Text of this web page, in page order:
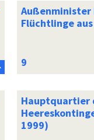
Außenminister
Flüchtlinge
Hauptquartier
1999)